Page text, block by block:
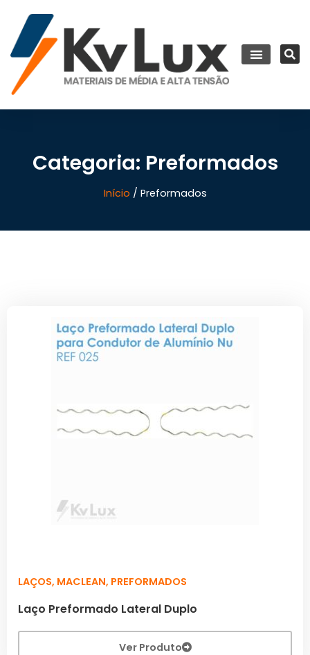
Categoria: Preformados
Início / Preformados
LAÇOS, MACLEAN, PREFORMADOS
Laço Preformado Lateral Duplo
Ver Produto